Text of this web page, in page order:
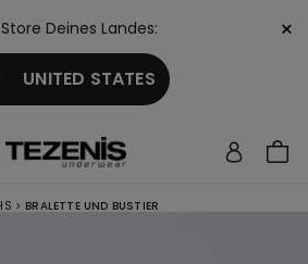
Deines Landes:
STATES
×
> BRALETTE UND BUSTIER